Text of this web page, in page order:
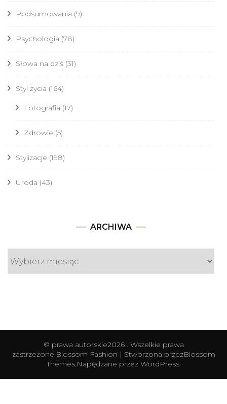
Podsumowania (9)
Psychologia (78)
Słowa na dziś (31)
Styl życia (164)
Fotografia (17)
Zdrowie (5)
Stylizacje (198)
Uroda (43)
ARCHIWA
Archiwa
© prawa autorskie2026 . Wszelkie prawa
zastrzeżone.Blossom Fashion | Stworzona przezBlossom
Themes.Napędzane przez WordPress.